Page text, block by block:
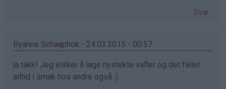
Svar
Ryanne Schaaphok - 24.03.2015 - 00:57
ja takk! Jeg elsker å lage nystekte vafler og det faller
alltid i smak hos andre også :)